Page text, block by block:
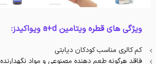
ویژگی های قطره ویتامین a+d ویواکیدز:
کم کالری مناسب کودکان دیابتی
فاقد هرگونه طعم دهنده مصنوعى و مواد نگهدارنده